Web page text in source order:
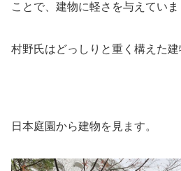
ことで、建物に軽さを与えていま
村野氏はどっしりと重く構えた建
日本庭園から建物を見ます。